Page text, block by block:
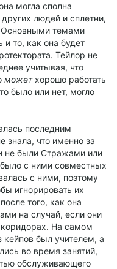
могла сполна
людей и сплетни,
темами
и то, как она будет
Тейлор не
учитывая, что
можетхорошо работать
было или нет, могло
последним
что именно за
не были Стражами или
с ними совместных
с ними, поэтому
игнорировать их
того, как она
на случай, если они
коридорах. На самом
кейпов был учителем, а
во время занятий,
обслуживающего